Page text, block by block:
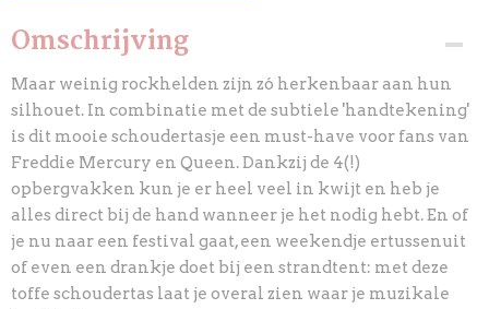
Omschrijving
Maar weinig rockhelden zijn zó herkenbaar aan hun
silhouet. In combinatie met de subtiele 'handtekening'
is dit mooie schoudertasje een must-have voor fans van
Freddie Mercury en Queen. Dankzij de 4(!)
opbergvakken kun je er heel veel in kwijt en heb je
alles direct bij de hand wanneer je het nodig hebt. En of
je nu naar een festival gaat, een weekendje ertussenuit
of even een drankje doet bij een strandtent: met deze
toffe schoudertas laat je overal zien waar je muzikale